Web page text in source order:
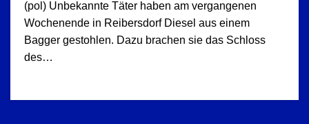
(pol) Unbekannte Täter haben am vergangenen
Wochenende in Reibersdorf Diesel aus einem
Bagger gestohlen. Dazu brachen sie das Schloss
des…